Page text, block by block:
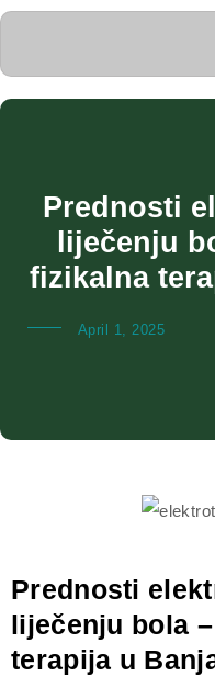
Prednosti
liječenju
fizikalna
April 1, 2025
Prednosti
liječenju bola
terapija u